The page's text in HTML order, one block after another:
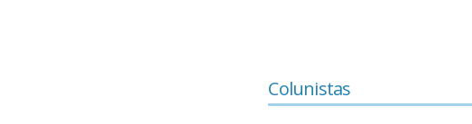
Colunistas